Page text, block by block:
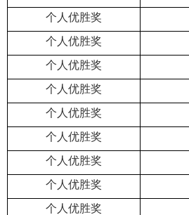
个人优胜奖
个人优胜奖
个人优胜奖
个人优胜奖
个人优胜奖
个人优胜奖
个人优胜奖
个人优胜奖
个人优胜奖